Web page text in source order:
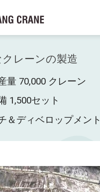
レーンの製造
量 70,000 クレーン
1,500セット
＆ディベロップメント
мова